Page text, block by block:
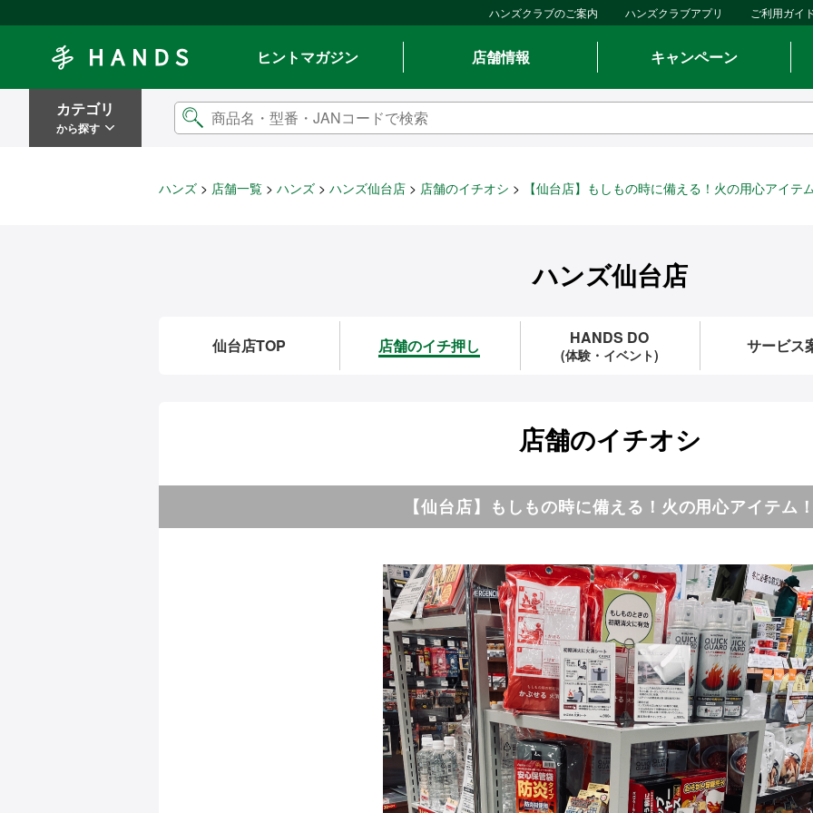
ハンズクラブのご案内 ハンズクラブアプリ ご利用ガイ
ヒントマガジン
店舗情報 キャンペーン
カテゴリ
から探す
ハンズ 店舗一覧 ハンズ ハンズ仙台店 店舗のイチオシ 【仙台店】もしもの時に備える！火の用心アイテ
ハンズ仙台店
仙台店TOP 店舗のイチ押し HANDS DO
(体験・イベント) サービス
店舗のイチオシ
【仙台店】もしもの時に備える！火の用心アイテム